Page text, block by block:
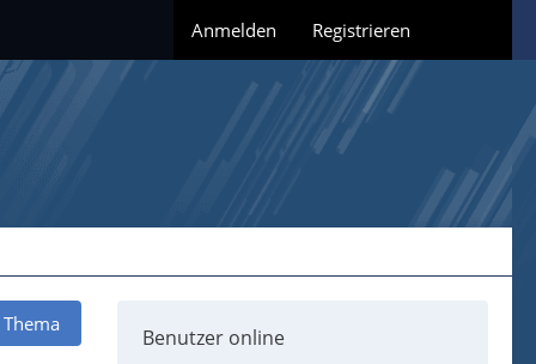
Anmelden Registrieren
Benutzer online